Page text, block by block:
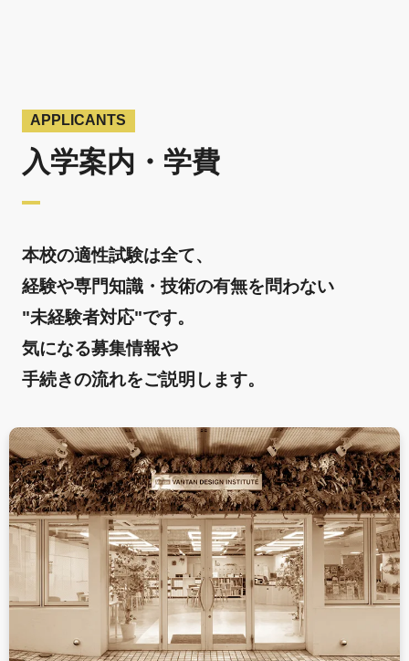
APPLICANTS
入学案内・学費
本校の適性試験は全て、
経験や専門知識・技術の有無を問わない
"未経験者対応"です。
気になる募集情報や
手続きの流れをご説明します。